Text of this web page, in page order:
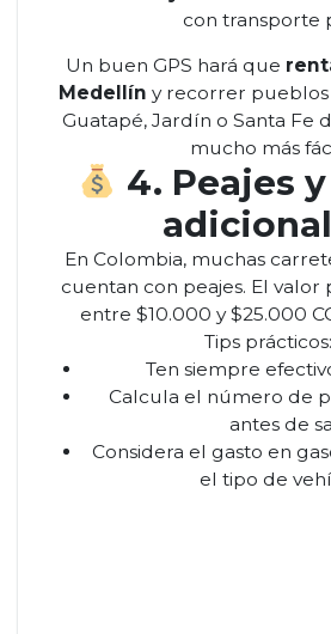
con transporte
Un buen GPS hará que
Medellín y recorrer
Guatapé, Jardín o Santa Fe
mucho más
4. Peajes
En Colombia, muchas
cuentan con peajes. El valor
entre $10.000 y $25.000
Tips prácticos:
Ten siempre
Calcula el número de
antes de
Considera el gasto en
el tipo de